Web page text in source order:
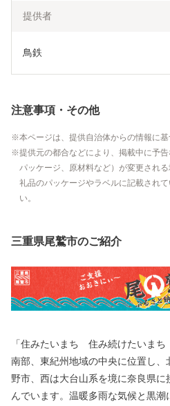
提供者
鳥鉄
注意事項・その他
本ページは、提供自治体からの情報に基
提供元の都合などにより、掲載中に予
パッケージ、原材料など）が変更され
礼品のパッケージやラベルに記載され
い。
三重県尾鷲市のご紹介
「住みたいまち 住み続けたいま
南部、東紀州地域の中央に位置し、
野市、西は大台山系を境に奈良県
んでいます。温暖多雨な気候と黒潮